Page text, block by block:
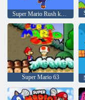
Super Mario Rush különbség
Super Mario 63